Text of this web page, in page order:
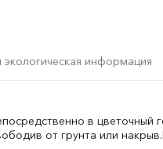
экологическая информация
в цветочный
от грунта или накрыв.